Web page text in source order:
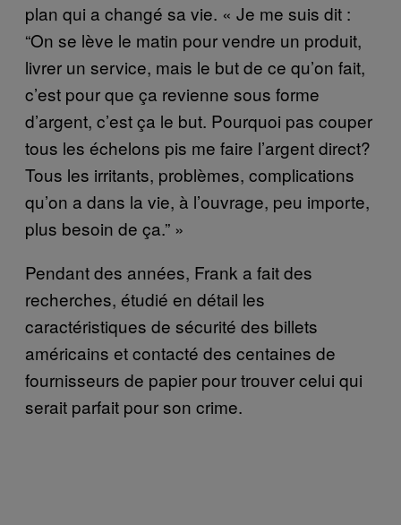
plan qui a changé sa vie. « Je me suis dit :
“On se lève le matin pour vendre un produit,
livrer un service, mais le but de ce qu’on fait,
c’est pour que ça revienne sous forme
d’argent, c’est ça le but. Pourquoi pas couper
tous les échelons pis me faire l’argent direct?
Tous les irritants, problèmes, complications
qu’on a dans la vie, à l’ouvrage, peu importe,
plus besoin de ça.” »
Pendant des années, Frank a fait des
recherches, étudié en détail les
caractéristiques de sécurité des billets
américains et contacté des centaines de
fournisseurs de papier pour trouver celui qui
serait parfait pour son crime.